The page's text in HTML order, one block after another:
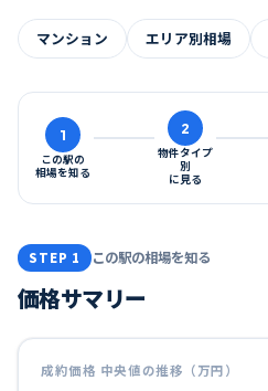
マンション エリア別相場
1
この駅の
相場を知る
2
物件タイプ
別
に見る
STEP 1 この駅の相場を知る
価格サマリー
成約価格 中央値の推移（万円）